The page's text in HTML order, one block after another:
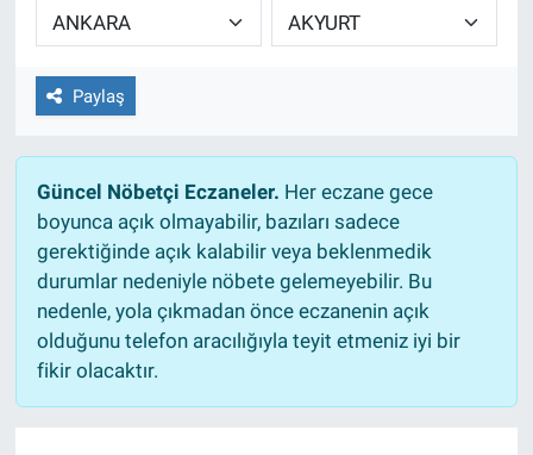
Paylaş
Güncel Nöbetçi Eczaneler. Her eczane gece
boyunca açık olmayabilir, bazıları sadece
gerektiğinde açık kalabilir veya beklenmedik
durumlar nedeniyle nöbete gelemeyebilir. Bu
nedenle, yola çıkmadan önce eczanenin açık
olduğunu telefon aracılığıyla teyit etmeniz iyi bir
fikir olacaktır.
Ege'den Esintiler
Eğitim
Eğlence
Ekonomi
Forum
Gerçeğin İzinde
Gün Başlıyor
İletişim